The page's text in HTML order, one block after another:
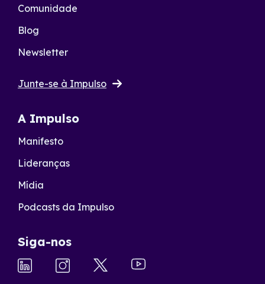
Comunidade
Blog
Newsletter
Junte-se à Impulso
A Impulso
Manifesto
Lideranças
Mídia
Podcasts da Impulso
Siga-nos